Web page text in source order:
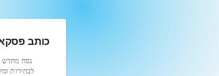
כותב
נסח מחדש
לבהירות